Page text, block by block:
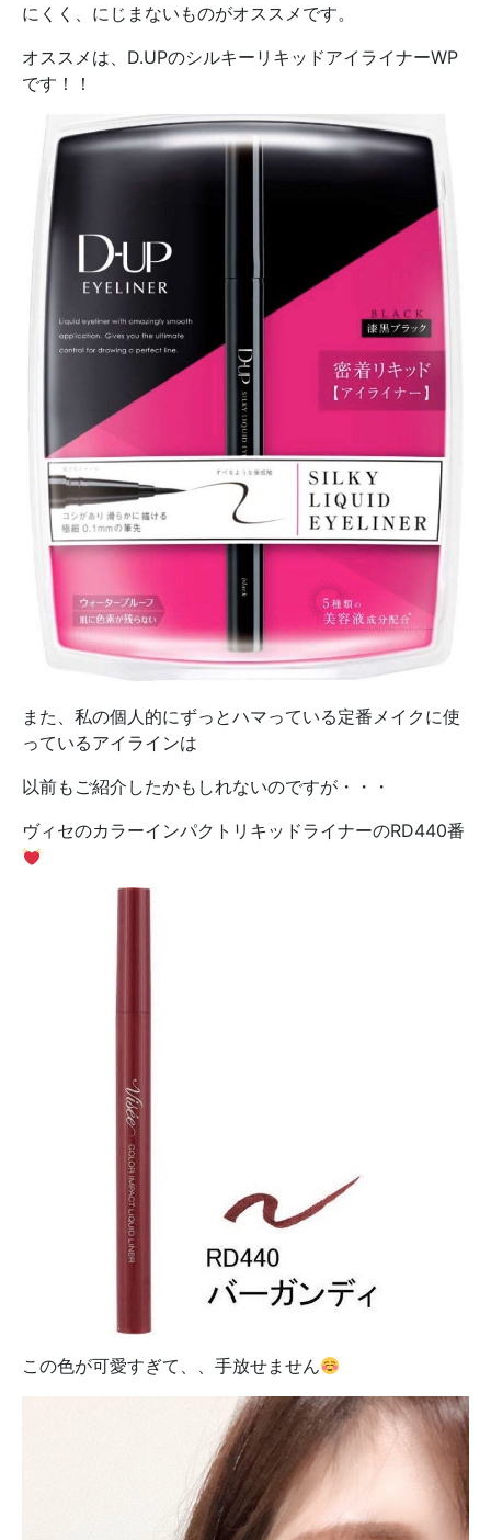
にくく、にじまないものがオススメです。
オススメは、D.UPのシルキーリキッドアイライナーWP
です！！
また、私の個人的にずっとハマっている定番メイクに使
っているアイラインは
以前もご紹介したかもしれないのですが・・・
ヴィセのカラーインパクトリキッドライナーのRD440番
この色が可愛すぎて、、手放せません